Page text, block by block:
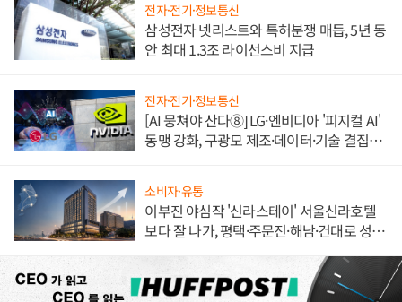
전자·전기·정보통신
삼성전자 넷리스트와 특허분쟁 매듭, 5년 동
안 최대 1.3조 라이선스비 지급
전자·전기·정보통신
[AI 뭉쳐야 산다⑧] LG·엔비디아 '피지컬 AI'
동맹 강화, 구광모 제조·데이터·기술 결집
소비자·유통
이부진 야심작 '신라스테이' 서울신라호텔
보다 잘 나가, 평택·주문진·해남·건대로 성